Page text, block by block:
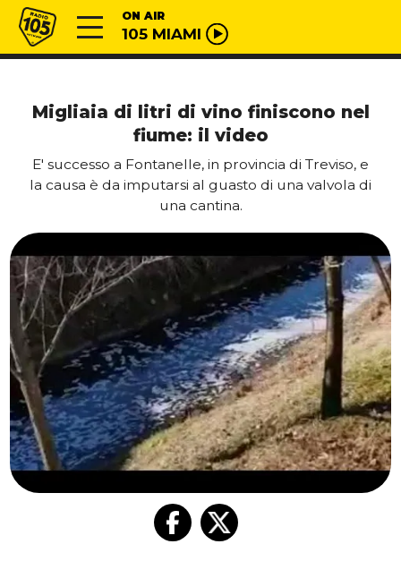
Vai al contenuto
Radio 105 ON AIR
105 MIAMI
Migliaia di litri di vino finiscono nel
fiume: il video
E' successo a Fontanelle, in provincia di Treviso, e
la causa è da imputarsi al guasto di una valvola di
una cantina.